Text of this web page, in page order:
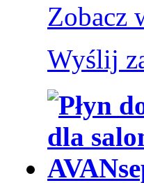
Zobacz
Wyślij